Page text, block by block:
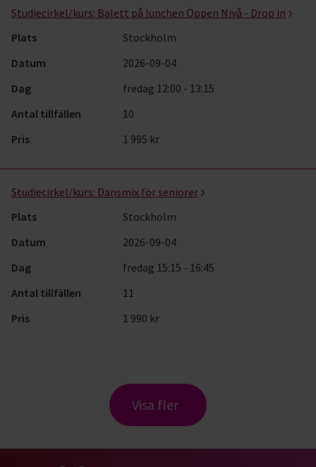
Studiecirkel/kurs: Balett på lunchen Öppen Nivå - Drop in
Plats
Stockholm
Datum
2026-09-04
Dag
fredag 12:00 - 13:15
Antal tillfällen
10
Pris
1 995 kr
Studiecirkel/kurs: Dansmix för seniorer
Plats
Stockholm
Datum
2026-09-04
Dag
fredag 15:15 - 16:45
Antal tillfällen
11
Pris
1 990 kr
Visa fler